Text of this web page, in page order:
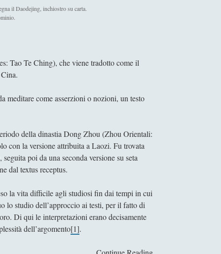
il Daodejing, inchiostro su carta.
Tao Te Ching), che viene tradotto come il
meditare come asserzioni o nozioni, un testo
della dinastia Dong Zhou (Zhou Orientali:
con la versione attribuita a Laozi. Fu trovata
poi da una seconda versione su seta
dal textus receptus.
la vita difficile agli studiosi fin dai tempi in cui
lo studio dell’approccio ai testi, per il fatto di
Di qui le interpretazioni erano decisamente
dell’argomento[1].